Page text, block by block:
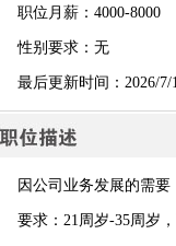
职位月薪：4000-8000
性别要求：无
最后更新时间：2026/
因公司业务发展的需要
要求：21周岁-35周岁